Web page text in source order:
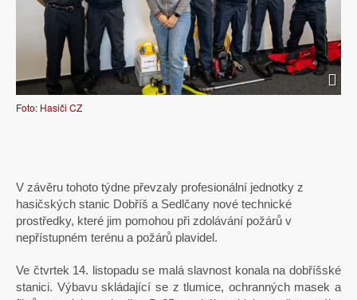
Foto: Hasiči CZ
V závěru tohoto týdne převzaly profesionální jednotky z
hasičských stanic Dobříš a Sedlčany nové technické
prostředky, které jim pomohou při zdolávání požárů v
nepřístupném terénu a požárů plavidel.
Ve čtvrtek 14. listopadu se malá slavnost konala na dobříšské
stanici. Výbavu skládající se z tlumice, ochranných masek a